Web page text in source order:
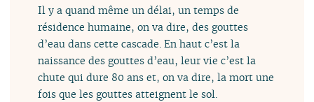
Il y a quand même un délai, un temps de
résidence humaine, on va dire, des gouttes
d’eau dans cette cascade. En haut c’est la
naissance des gouttes d’eau, leur vie c’est la
chute qui dure 80 ans et, on va dire, la mort une
fois que les gouttes atteignent le sol.